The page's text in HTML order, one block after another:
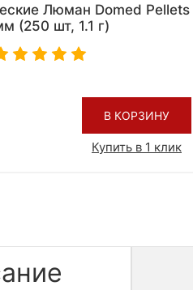
Люман Domed Pellets
(250 шт, 1.1 г)
В КОРЗИНУ
Купить в 1 клик